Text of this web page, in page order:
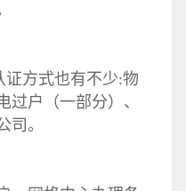
方式也有不少:物
过户（一部分）、
司。